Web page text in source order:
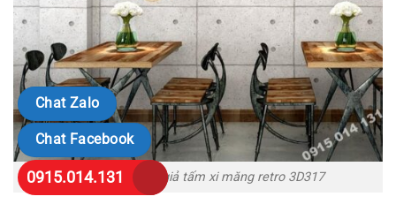
Giấy dán tường giả tấm xi măng retro 3D317
Chat Zalo
Chat Facebook
0915.014.131